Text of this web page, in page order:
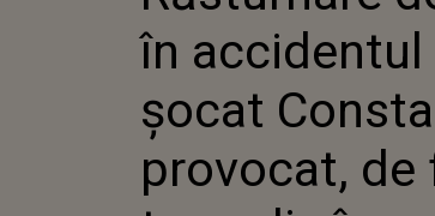
în accidentul
șocat
provocat, de